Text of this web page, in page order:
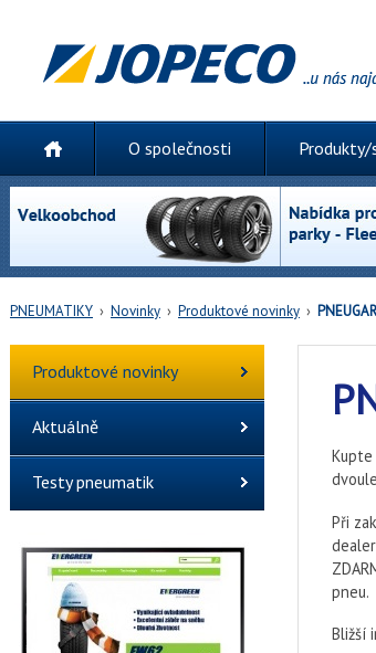
O společnosti Produkty/
PNEUMATIKY › Novinky › Produktové novinky ›
Kupte
Při
pneu.
Bližší
Produktové novinky
Aktuálně
Testy pneumatik